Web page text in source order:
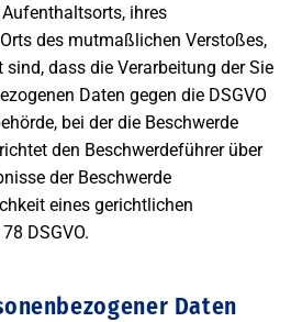
ihres
des mutmaßlichen Verstoßes,
sind, dass die Verarbeitung der Sie
Daten gegen die DSGVO
bei der die Beschwerde
den Beschwerdeführer über
der Beschwerde
eines gerichtlichen
DSGVO.
Daten